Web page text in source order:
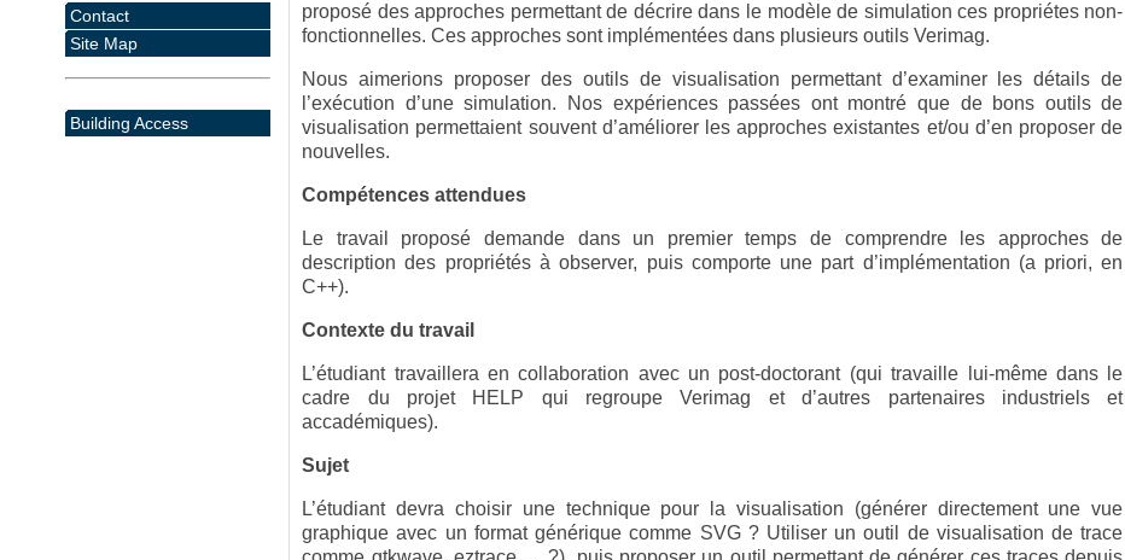
proposé des approches permettant de décrire dans le modèle de simulation ces propriétes non-
fonctionnelles. Ces approches sont implémentées dans plusieurs outils Verimag.
Nous aimerions proposer des outils de visualisation permettant d’examiner les détails de
l’exécution d’une simulation. Nos expériences passées ont montré que de bons outils de
visualisation permettaient souvent d’améliorer les approches existantes et/ou d’en proposer de
nouvelles.
Compétences attendues
Le travail proposé demande dans un premier temps de comprendre les approches de
description des propriétés à observer, puis comporte une part d’implémentation (a priori, en
C++).
Contexte du travail
L’étudiant travaillera en collaboration avec un post-doctorant (qui travaille lui-même dans le
cadre du projet HELP qui regroupe Verimag et d’autres partenaires industriels et
accadémiques).
Sujet
L’étudiant devra choisir une technique pour la visualisation (générer directement une vue
graphique avec un format générique comme SVG ? Utiliser un outil de visualisation de trace
Contact
Site Map
Building Access